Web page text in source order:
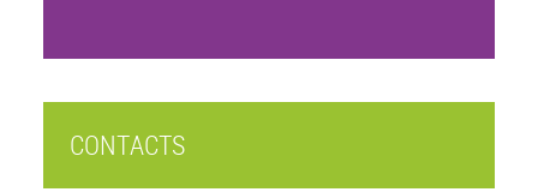
CONTACTS